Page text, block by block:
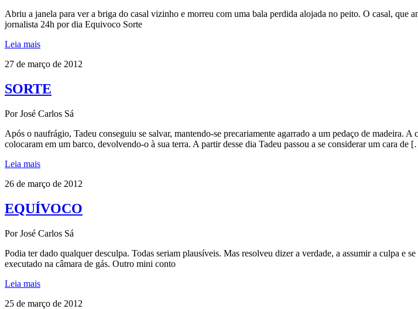
Abriu a janela para ver a briga do casal vizinho e morreu com uma bala perdida alojada no peito. O casal, que
jornalista 24h por dia Equivoco Sorte
Leia mais
27 de março de 2012
SORTE
Por José Carlos Sá
Após o naufrágio, Tadeu conseguiu se salvar, mantendo-se precariamente agarrado a um pedaço de madeira.
colocaram em um barco, devolvendo-o à sua terra. A partir desse dia Tadeu passou a se considerar um cara de
Leia mais
26 de março de 2012
EQUÍVOCO
Por José Carlos Sá
Podia ter dado qualquer desculpa. Todas seriam plausíveis. Mas resolveu dizer a verdade, a assumir a culpa
executado na câmara de gás. Outro mini conto
Leia mais
25 de março de 2012